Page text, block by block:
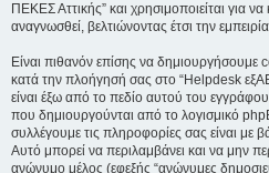
ΠΕΚΕΣ Αττικής” και χρησιμοποιείται για
αναγνωσθεί, βελτιώνοντας έτσι την
Είναι πιθανόν επίσης να δημιουργήσουμε
κατά την πλοήγησή σας στο “Helpdesk
είναι έξω από το πεδίο αυτού του
που δημιουργούνται από το λογισμικό
συλλέγουμε τις πληροφορίες σας είναι με
Αυτό μπορεί να περιλαμβάνει και να μην
ανώνυμο μέλος (εφεξής “ανώνυμες